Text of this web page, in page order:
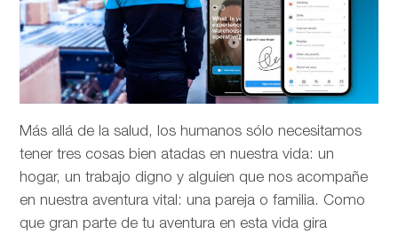
Más allá de la salud, los humanos sólo necesitamos
tener tres cosas bien atadas en nuestra vida: un
hogar, un trabajo digno y alguien que nos acompañe
en nuestra aventura vital: una pareja o familia. Como
que gran parte de tu aventura en esta vida gira